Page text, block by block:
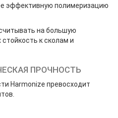
эффективную полимеризацию
на большую
к сколам и
ПРОЧНОСТЬ
Harmonize превосходит